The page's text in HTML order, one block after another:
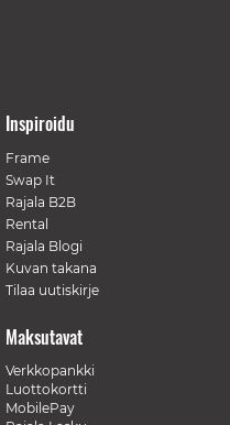
Inspiroidu
Frame
Swap It
Rajala B2B
Rental
Rajala Blogi
Kuvan takana
Tilaa uutiskirje
Maksutavat
Verkkopankki
Luottokortti
MobilePay